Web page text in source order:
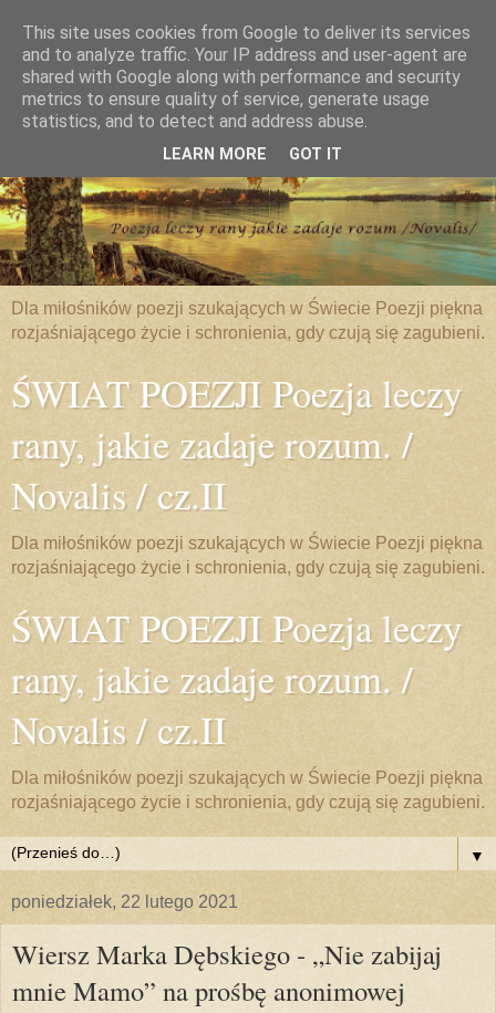
Dla miłośników poezji szukających w Świecie Poezji piękna
rozjaśniającego życie i schronienia, gdy czują się zagubieni.
ŚWIAT POEZJI Poezja leczy
rany, jakie zadaje rozum. /
Novalis / cz.II
Dla miłośników poezji szukających w Świecie Poezji piękna
rozjaśniającego życie i schronienia, gdy czują się zagubieni.
ŚWIAT POEZJI Poezja leczy
rany, jakie zadaje rozum. /
Novalis / cz.II
Dla miłośników poezji szukających w Świecie Poezji piękna
rozjaśniającego życie i schronienia, gdy czują się zagubieni.
▼
poniedziałek, 22 lutego 2021
Wiersz Marka Dębskiego - „Nie zabijaj
mnie Mamo” na prośbę anonimowej
This site uses cookies from Google to deliver its services
and to analyze traffic. Your IP address and user-agent are
shared with Google along with performance and security
metrics to ensure quality of service, generate usage
statistics, and to detect and address abuse.
LEARN MORE GOT IT